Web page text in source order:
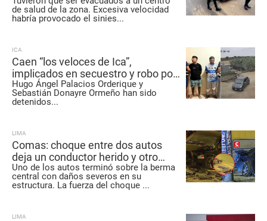
de salud de la zona. Excesiva velocidad
habría provocado el sinies...
ICA
Caen “los veloces de Ica”,
implicados en secuestro y robo por
más de 30 mil soles
Hugo Ángel Palacios Orderique y
Sebastián Donayre Ormeño han sido
detenidos...
LIMA
Comas: choque entre dos autos
deja un conductor herido y otro
detenido por presunto estado de
ebriedad
Uno de los autos terminó sobre la berma
central con daños severos en su
estructura. La fuerza del choque ...
LIMA